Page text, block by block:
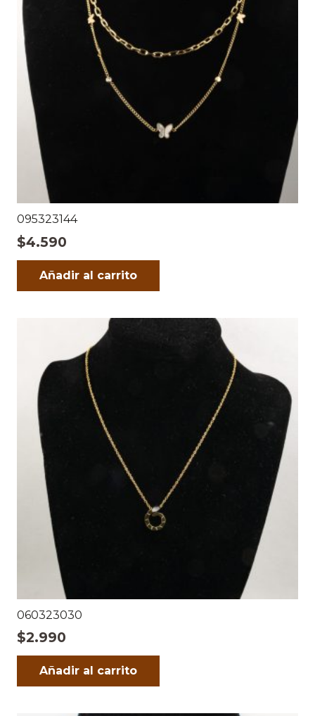
095323144
$4.590
Añadir al carrito
060323030
$2.990
Añadir al carrito